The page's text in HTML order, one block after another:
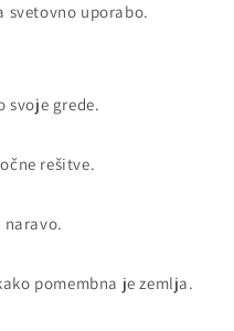
svetovno uporabo.
svoje grede.
rešitve.
naravo.
pomembna je zemlja.